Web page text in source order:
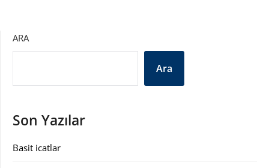
ARA
Ara
Son Yazılar
Basit icatlar